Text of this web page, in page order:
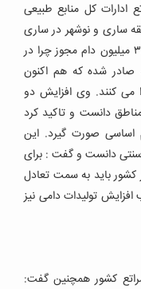
ادارات کل منابع طبیعی
ساری و نوشهر در ساری
افزود : در مجموع در سطح کشور برای حدود ۳۶ میلیون دام مجوز چرا در
هکتار است، صادر شده که هم اکنون
چرا می کنند. وی افزایش دو
دانست و تاکید کرد
اساسی صورت گیرد. این
دانست و گفت : برای
کشور باید به سمت تعادل
تولیدات دامی نیز
کشور همچنین گفت: